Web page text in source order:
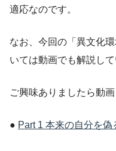
適応なのです。
なお、今回の「異文化
いては動画でも解説して
ご興味ありましたら動
● Part 1 本来の自分を偽